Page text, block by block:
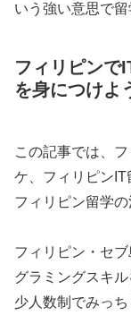
いう強い意思で
フィリピンで
を身につけよ
この記事では、
ケ、フィリピンIT
フィリピン留学
フィリピン・セ
グラミングスキ
少人数制でみっ